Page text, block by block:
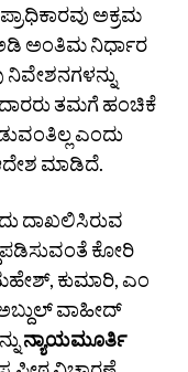
ಅಕ್ರಮ
ಅಂತಿಮ ನಿರ್ಧಾರ
ತಮಗೆ ಹಂಚಿಕೆ
ಎಂದು
ಮಾಡಿದೆ.
ದಾಖಲಿಸಿರುವ
ಕೋರಿ
ಕುಮಾರಿ, ಎಂ
ವಾಹೀದ್‌
ನ್ಯಾಯಮೂರ್ತಿ